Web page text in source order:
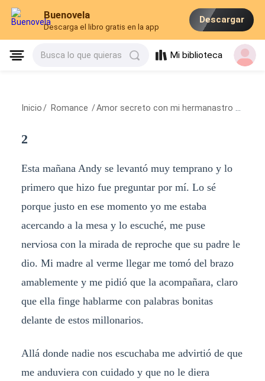
Buenovela
Descarga el libro gratis en la app
Descargar
Busca lo que quieras Mi biblioteca
Inicio / Romance /Amor secreto con mi hermanastro
2
Esta mañana Andy se levantó muy temprano y lo
primero que hizo fue preguntar por mí. Lo sé
porque justo en ese momento yo me estaba
acercando a la mesa y lo escuché, me puse
nerviosa con la mirada de reproche que su padre le
dio. Mi madre al verme llegar me tomó del brazo
amablemente y me pidió que la acompañara, claro
que ella finge hablarme con palabras bonitas
delante de estos millonarios.
Allá donde nadie nos escuchaba me advirtió de que
me anduviera con cuidado y que no le diera